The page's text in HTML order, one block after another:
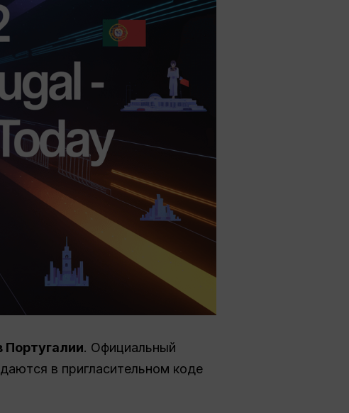
Португалии. Официальный
в пригласительном коде